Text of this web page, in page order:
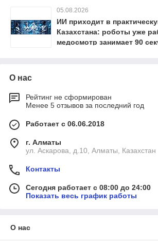
05.08.2026
ИИ приходит в
Казахстана: роботы уже
медосмотр занимает 90
О нас
Рейтинг не сформирован
Менее 5 отзывов за последний год
Работает с 06.06.2018
г. Алматы
ул. Аскарова, д.10, Алматы, Казахстан
Контакты
Сегодня работает с 08:00 до 24:00
Показать весь график работы
О нас